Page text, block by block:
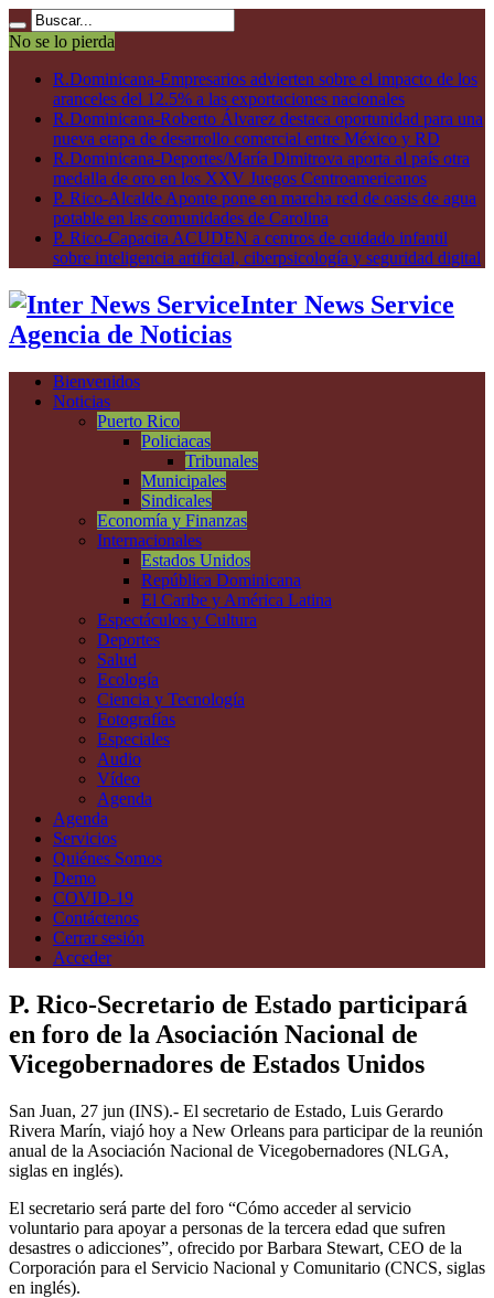
No se lo pierda
R.Dominicana-Empresarios advierten sobre el impacto de los
aranceles del 12.5% a las exportaciones nacionales
R.Dominicana-Roberto Álvarez destaca oportunidad para una
nueva etapa de desarrollo comercial entre México y RD
R.Dominicana-Deportes/María Dimitrova aporta al país otra
medalla de oro en los XXV Juegos Centroamericanos
P. Rico-Alcalde Aponte pone en marcha red de oasis de agua
potable en las comunidades de Carolina
P. Rico-Capacita ACUDEN a centros de cuidado infantil
sobre inteligencia artificial, ciberpsicología y seguridad digital
Inter News Service
Agencia de Noticias
Bienvenidos
Noticias
Puerto Rico
Policiacas
Tribunales
Municipales
Sindicales
Economía y Finanzas
Internacionales
Estados Unidos
República Dominicana
El Caribe y América Latina
Espectáculos y Cultura
Deportes
Salud
Ecología
Ciencia y Tecnología
Fotografías
Especiales
Audio
Vídeo
Agenda
Agenda
Servicios
Quiénes Somos
Demo
COVID-19
Contáctenos
Cerrar sesión
Acceder
P. Rico-Secretario de Estado participará
en foro de la Asociación Nacional de
Vicegobernadores de Estados Unidos
San Juan, 27 jun (INS).- El secretario de Estado, Luis Gerardo
Rivera Marín, viajó hoy a New Orleans para participar de la reunión
anual de la Asociación Nacional de Vicegobernadores (NLGA,
siglas en inglés).
El secretario será parte del foro “Cómo acceder al servicio
voluntario para apoyar a personas de la tercera edad que sufren
desastres o adicciones”, ofrecido por Barbara Stewart, CEO de la
Corporación para el Servicio Nacional y Comunitario (CNCS, siglas
en inglés).